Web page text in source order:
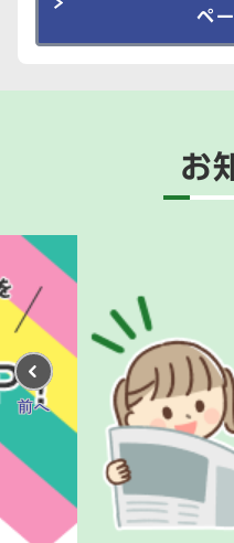
ペ
お
前へ